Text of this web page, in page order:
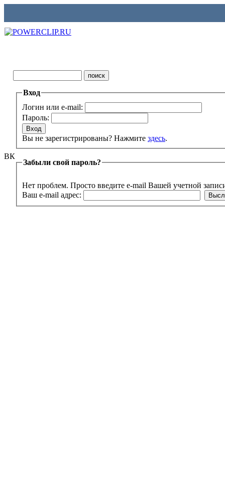
ВК
Вход
Логин или e-mail:
Пароль:
Вы не зарегистрированы? Нажмите здесь.
Забыли свой пароль?
Нет проблем. Просто введите e-mail Вашей учетной
Ваш e-mail адрес: